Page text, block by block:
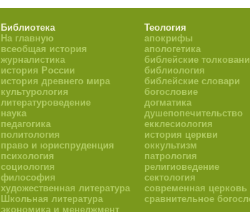
Библиотека
На главную
всеобщая история
журналистика
история России
история древнего мира
культурология
литературоведение
наука
педагогика
политология
право и юриспруденция
психология
социология
философия
художественная литература
Школьная литература
экономика и менеджмент
Теология
апокрифы
апологетика
библейские
библиология
библейские словари
богословие
догматика
душепопечительство
екклесиология
история церкви
оккультизм
патрология
религиоведение
сектология
современная церковь
сравнительное